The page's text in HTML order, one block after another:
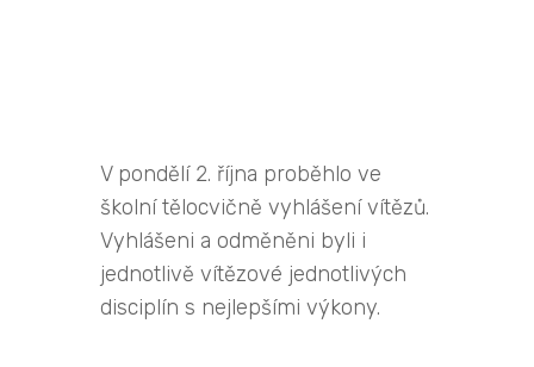
V pondělí 2. října proběhlo ve
školní tělocvičně vyhlášení vítězů.
Vyhlášeni a odměněni byli i
jednotlivě vítězové jednotlivých
disciplín s nejlepšími výkony.